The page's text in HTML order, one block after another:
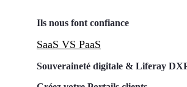
Ils nous font confiance
SaaS VS PaaS
Souveraineté digitale & Liferay